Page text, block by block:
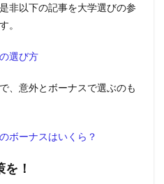
非以下の記事を大学選びの参
。
選び方
、意外とボーナスで選ぶのも
ボーナスはいくら？
！